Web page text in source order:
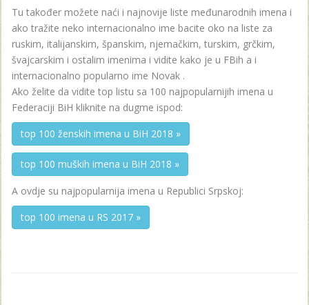
Tu također možete naći i najnovije liste međunarodnih imena i
ako tražite neko internacionalno ime bacite oko na liste za
ruskim, italijanskim, španskim, njemačkim, turskim, grčkim,
švajcarskim i ostalim imenima i vidite kako je u FBih a i
internacionalno popularno ime Novak .
Ako želite da vidite top listu sa 100 najpopularnijih imena u
Federaciji BiH kliknite na dugme ispod:
top 100 ženskih imena u BiH 2018 »
top 100 muških imena u BiH 2018 »
A ovdje su najpopularnija imena u Republici Srpskoj:
top 100 imena u RS 2017 »